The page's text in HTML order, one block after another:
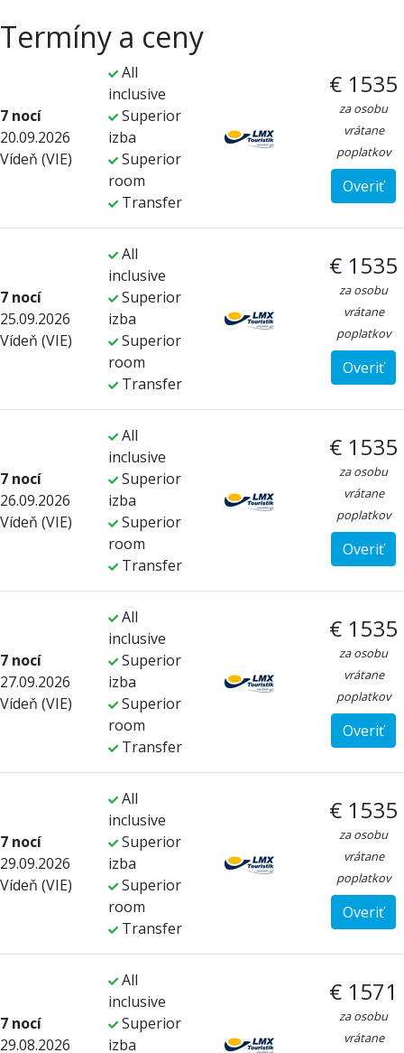
Termíny a ceny
7 nocí
20.09.2026
Vídeň (VIE)
All
inclusive
Superior
izba
Superior
room
Transfer
€ 1535
za osobu
vrátane
poplatkov
Overiť
7 nocí
25.09.2026
Vídeň (VIE)
All
inclusive
Superior
izba
Superior
room
Transfer
€ 1535
za osobu
vrátane
poplatkov
Overiť
7 nocí
26.09.2026
Vídeň (VIE)
All
inclusive
Superior
izba
Superior
room
Transfer
€ 1535
za osobu
vrátane
poplatkov
Overiť
7 nocí
27.09.2026
Vídeň (VIE)
All
inclusive
Superior
izba
Superior
room
Transfer
€ 1535
za osobu
vrátane
poplatkov
Overiť
7 nocí
29.09.2026
Vídeň (VIE)
All
inclusive
Superior
izba
Superior
room
Transfer
€ 1535
za osobu
vrátane
poplatkov
Overiť
7 nocí
29.08.2026
All
inclusive
Superior
izba
€ 1571
za osobu
vrátane